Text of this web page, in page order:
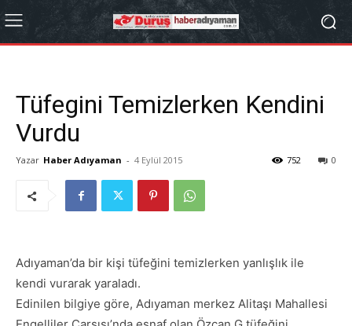
Tüfegini Temizlerken Kendini
Vurdu
Yazar Haber Adıyaman - 4 Eylül 2015 0
752
Adıyaman’da bir kişi tüfeğini temizlerken yanlışlık ile
kendi vurarak yaraladı.
Edinilen bilgiye göre, Adıyaman merkez Alitaşı Mahallesi